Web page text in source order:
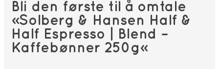
Bli den første til å omtale
«Solberg & Hansen Half &
Half Espresso | Blend –
Kaffebønner 250g»